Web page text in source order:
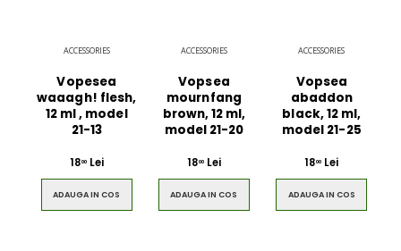
ACCESSORIES
Vopesea
waaagh! flesh,
12 ml , model
21-13
1800Lei
ADAUGA IN COS
ACCESSORIES
Vopsea
mournfang
brown, 12 ml,
model 21-20
1800Lei
ADAUGA IN COS
ACCESSORIES
Vopsea
abaddon
black, 12 ml,
model 21-25
1800 Lei
ADAUGA IN COS